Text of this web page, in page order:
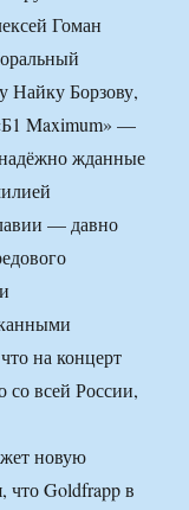
Гоман
Найку Борзову,
Maximum» —
жданные
— давно
на концерт
со всей России,
новую
что Goldfrapp в